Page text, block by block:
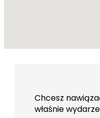
Chcesz
właśnie